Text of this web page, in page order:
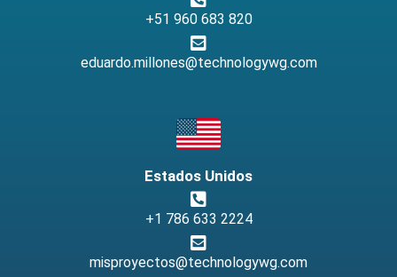
+51 960 683 820
eduardo.millones@technologywg.com
Estados Unidos
+1 786 633 2224
misproyectos@technologywg.com